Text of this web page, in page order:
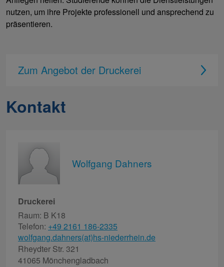
nutzen, um ihre Projekte professionell und ansprechend zu
präsentieren.
Zum Angebot der Druckerei
Kontakt
Wolfgang Dahners
Druckerei
Raum: B K18
Telefon: +49 2161 186-2335
wolfgang.dahners(at)hs-niederrhein.de
Rheydter Str. 321
41065 Mönchengladbach